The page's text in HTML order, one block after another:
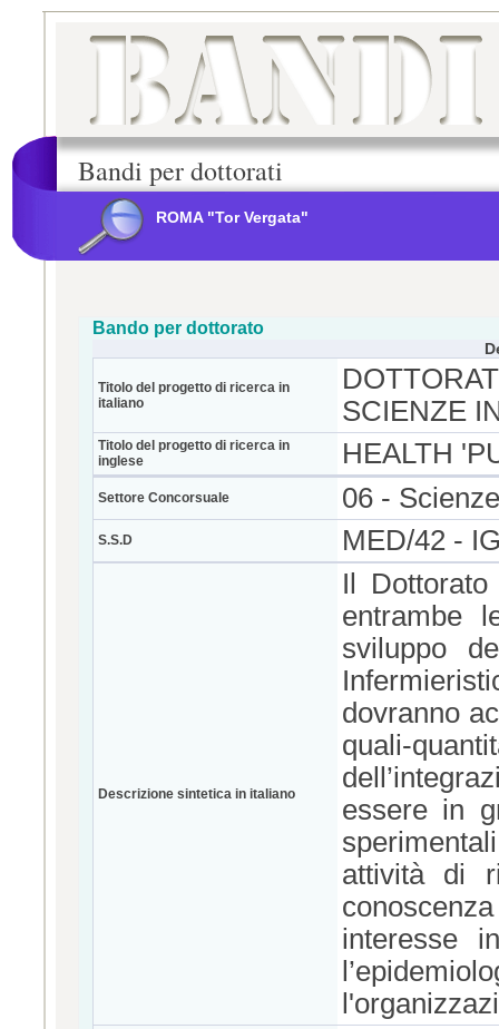
Bandi per dottorati
ROMA "Tor Vergata"
Bando per dottorato
Titolo del progetto di ricerca in
italiano
SCIENZE
Titolo del progetto di ricerca in
inglese
HEALTH
Settore Concorsuale 06 -
S.S.D MED/42 -
Descrizione sintetica in italiano
Il
entrambe
sviluppo
dovranno
quali-
essere in
attività di
interesse